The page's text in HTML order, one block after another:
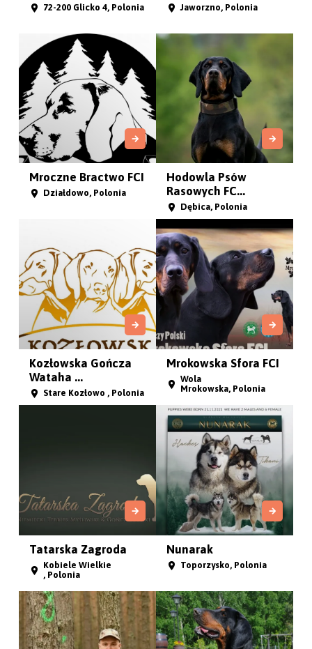
72-200 Glicko 4, Polonia Jaworzno, Polonia
Mroczne Bractwo FCI
Działdowo, Polonia
Hodowla Psów
Rasowych FC...
Dębica, Polonia
Kozłowska Gończa
Wataha ...
Stare Kozłowo , Polonia
Mrokowska Sfora FCI
Wola
Mrokowska, Polonia
Tatarska Zagroda
Kobiele Wielkie
, Polonia
Nunarak
Toporzysko, Polonia